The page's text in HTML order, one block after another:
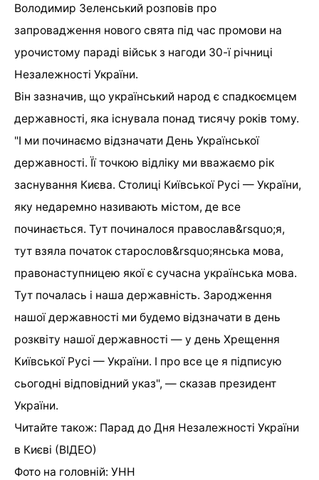
Володимир Зеленський розповів про
запровадження нового свята під час промови на
урочистому параді військ з нагоди 30-ї річниці
Незалежності України.
Він зазначив, що український народ є спадкоємцем
державності, яка існувала понад тисячу років тому.
"І ми починаємо відзначати День Української
державності. Її точкою відліку ми вважаємо рік
заснування Києва. Столиці Київської Русі — України,
яку недаремно називають містом, де все
починається. Тут починалося православ&rsquo;я,
тут взяла початок старослов&rsquo;янська мова,
правонаступницею якої є сучасна українська мова.
Тут почалась і наша державність. Зародження
нашої державності ми будемо відзначати в день
розквіту нашої державності — у день Хрещення
Київської Русі — України. І про все це я підписую
сьогодні відповідний указ", — сказав президент
України.
Читайте також: Парад до Дня Незалежності України
в Києві (ВІДЕО)
Фото на головній: УНН